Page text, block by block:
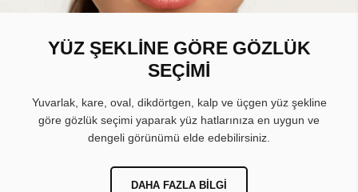
YÜZ ŞEKLİNE GÖRE GÖZLÜK
SEÇİMİ
Yuvarlak, kare, oval, dikdörtgen, kalp ve üçgen yüz şekline
göre gözlük seçimi yaparak yüz hatlarınıza en uygun ve
dengeli görünümü elde edebilirsiniz.
DAHA FAZLA BILGI